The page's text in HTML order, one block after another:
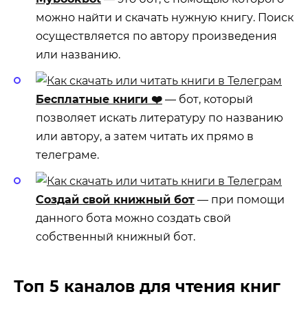
можно найти и скачать нужную книгу. Поиск
осуществляется по автору произведения
или названию.
Бесплатные книги ❤️ — бот, который
позволяет искать литературу по названию
или автору, а затем читать их прямо в
телеграме.
Создай свой книжный бот — при помощи
данного бота можно создать свой
собственный книжный бот.
Топ 5 каналов для чтения книг